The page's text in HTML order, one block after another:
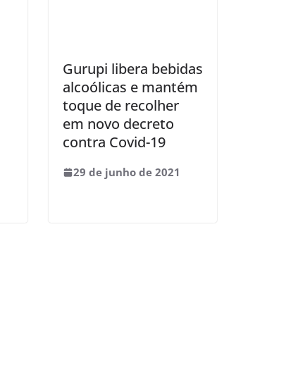
Gurupi libera bebidas
alcoólicas e mantém
toque de recolher
em novo decreto
contra Covid-19
29 de junho de 2021